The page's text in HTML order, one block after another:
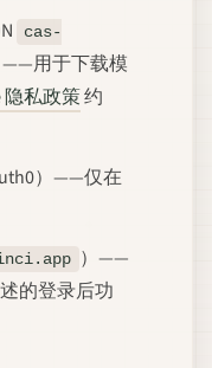
cas-
——用于下载模
隐私政策约
）——仅在
）——
的登录后功